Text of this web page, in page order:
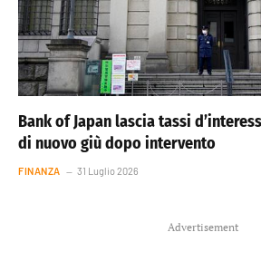
Bank of Japan lascia tassi
di nuovo giù dopo intervento
FINANZA 31 Luglio 2026
Advertisement